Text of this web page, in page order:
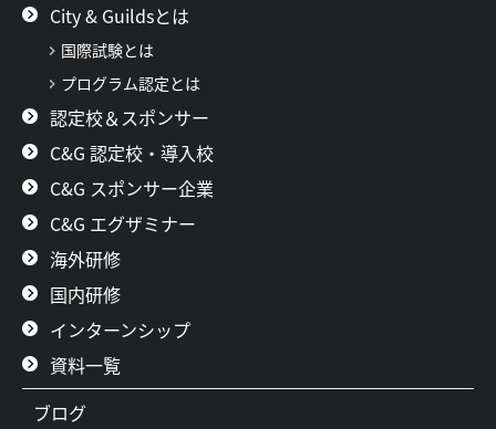
City & Guildsとは
国際試験とは
プログラム認定とは
認定校＆スポンサー
C&G 認定校・導入校
C&G スポンサー企業
C&G エグザミナー
海外研修
国内研修
インターンシップ
資料一覧
ブログ